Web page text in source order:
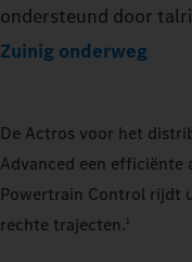
ondersteund door
Zuinig onderweg
De Actros voor het
Advanced een
Powertrain Control rijdt
rechte trajecten.1